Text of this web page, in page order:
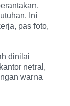
Ini
pas foto,
dinilai
netral,
warna